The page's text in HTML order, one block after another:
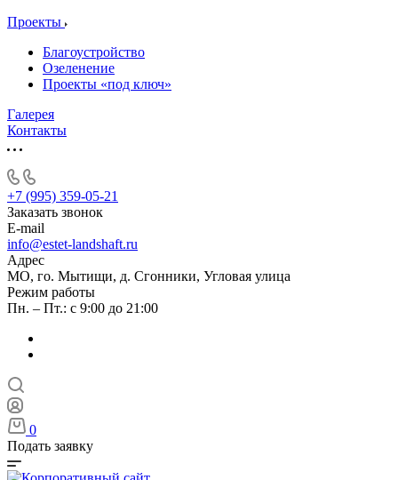
Проекты
Благоустройство
Озеленение
Проекты «под ключ»
Галерея
Контакты
+7 (995) 359-05-21
Заказать звонок
E-mail
info@estet-landshaft.ru
Адрес
МО, го. Мытищи, д. Сгонники, Угловая улица
Режим работы
Пн. – Пт.: с 9:00 до 21:00
0
Подать заявку